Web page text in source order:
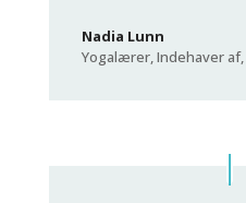
Nadia Lunn
Yogalærer, Indehaver af,